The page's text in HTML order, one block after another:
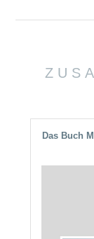
Das Buch